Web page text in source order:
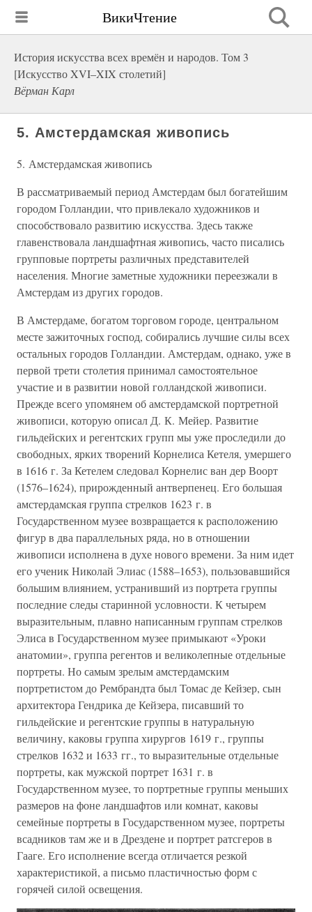
ВикиЧтение
История искусства всех времён и народов. Том 3
[Искусство XVI–XIX столетий]
Вёрман Карл
5. Амстердамская живопись
5. Амстердамская живопись
В рассматриваемый период Амстердам был богатейшим
городом Голландии, что привлекало художников и
способствовало развитию искусства. Здесь также
главенствовала ландшафтная живопись, часто писались
групповые портреты различных представителей
населения. Многие заметные художники переезжали в
Амстердам из других городов.
В Амстердаме, богатом торговом городе, центральном
месте зажиточных господ, собирались лучшие силы всех
остальных городов Голландии. Амстердам, однако, уже в
первой трети столетия принимал самостоятельное
участие и в развитии новой голландской живописи.
Прежде всего упомянем об амстердамской портретной
живописи, которую описал Д. К. Мейер. Развитие
гильдейских и регентских групп мы уже проследили до
свободных, ярких творений Корнелиса Кетеля, умершего
в 1616 г. За Кетелем следовал Корнелис ван дер Воорт
(1576–1624), прирожденный антверпенец. Его большая
амстердамская группа стрелков 1623 г. в
Государственном музее возвращается к расположению
фигур в два параллельных ряда, но в отношении
живописи исполнена в духе нового времени. За ним идет
его ученик Николай Элиас (1588–1653), пользовавшийся
большим влиянием, устранивший из портрета группы
последние следы старинной условности. К четырем
выразительным, плавно написанным группам стрелков
Элиса в Государственном музее примыкают «Уроки
анатомии», группа регентов и великолепные отдельные
портреты. Но самым зрелым амстердамским
портретистом до Рембрандта был Томас де Кейзер, сын
архитектора Гендрика де Кейзера, писавший то
гильдейские и регентские группы в натуральную
величину, каковы группа хирургов 1619 г., группы
стрелков 1632 и 1633 гг., то выразительные отдельные
портреты, как мужской портрет 1631 г. в
Государственном музее, то портретные группы меньших
размеров на фоне ландшафтов или комнат, каковы
семейные портреты в Государственном музее, портреты
всадников там же и в Дрездене и портрет ратсгеров в
Гааге. Его исполнение всегда отличается резкой
характеристикой, а письмо пластичностью форм с
горячей силой освещения.